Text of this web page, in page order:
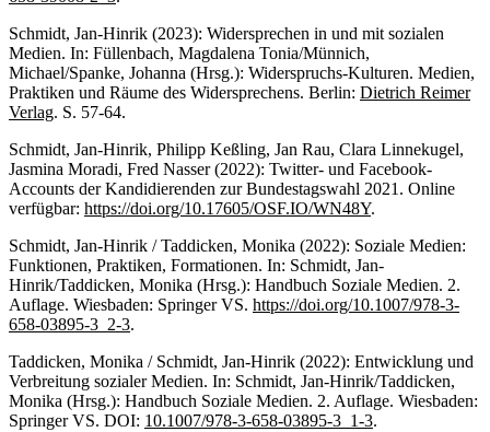
Schmidt, Jan-Hinrik (2023): Widersprechen in und mit sozialen
Medien. In: Füllenbach, Magdalena Tonia/Münnich,
Michael/Spanke, Johanna (Hrsg.): Widerspruchs-Kulturen. Medien,
Praktiken und Räume des Widersprechens. Berlin: Dietrich Reimer
Verlag. S. 57-64.
Schmidt, Jan-Hinrik, Philipp Keßling, Jan Rau, Clara Linnekugel,
Jasmina Moradi, Fred Nasser (2022): Twitter- und Facebook-
Accounts der Kandidierenden zur Bundestagswahl 2021. Online
verfügbar: https://doi.org/10.17605/OSF.IO/WN48Y.
Schmidt, Jan-Hinrik / Taddicken, Monika (2022): Soziale Medien:
Funktionen, Praktiken, Formationen. In: Schmidt, Jan-
Hinrik/Taddicken, Monika (Hrsg.): Handbuch Soziale Medien. 2.
Auflage. Wiesbaden: Springer VS. https://doi.org/10.1007/978-3-
658-03895-3_2-3.
Taddicken, Monika / Schmidt, Jan-Hinrik (2022): Entwicklung und
Verbreitung sozialer Medien. In: Schmidt, Jan-Hinrik/Taddicken,
Monika (Hrsg.): Handbuch Soziale Medien. 2. Auflage. Wiesbaden:
Springer VS. DOI: 10.1007/978-3-658-03895-3_1-3.